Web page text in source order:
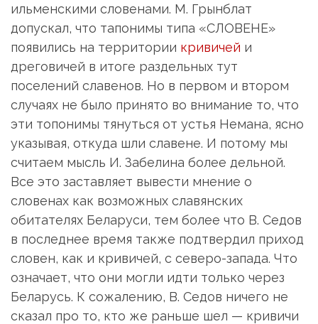
ильменскими словенами. М. Грынблат
допускал, что тапонимы типа «СЛОВЕНЕ»
появились на территории кривичей и
дреговичей в итоге раздельных тут
поселений славенов. Но в первом и втором
случаях не было принято во внимание то, что
эти топонимы тянуться от устья Немана, ясно
указывая, откуда шли славене. И потому мы
считаем мысль И. Забелина более дельной.
Все это заставляет вывести мнение о
словенах как возможных славянских
обитателях Беларуси, тем более что В. Седов
в последнее время также подтвердил приход
словен, как и кривичей, с северо-запада. Что
означает, что они могли идти только через
Беларусь. К сожалению, В. Седов ничего не
сказал про то, кто же раньше шел — кривичи